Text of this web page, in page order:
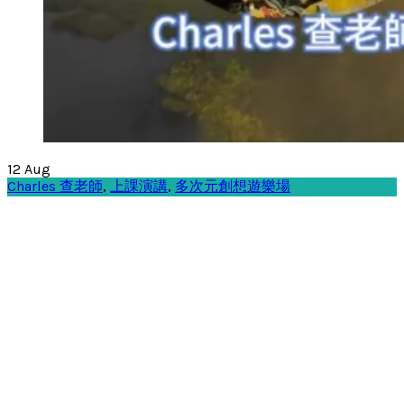
12 Aug
Charles 查老師, 上課演講, 多次元創想遊樂場